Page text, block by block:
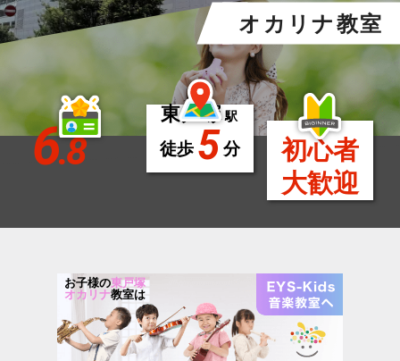
オカリナ教室
6.8
東戸塚駅
徒歩 5分
初心者
大歓迎
お子様の東戸塚
オカリナ教室は